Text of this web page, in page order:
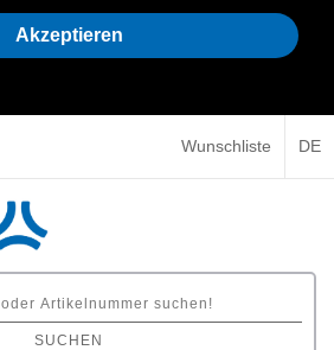
Akzeptieren
Wunschliste DE
SUCHEN